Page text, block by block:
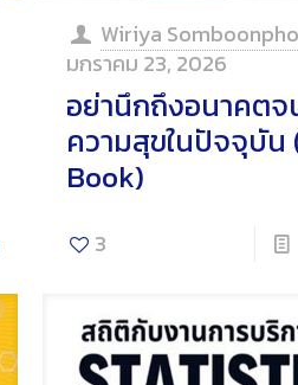
Wiriya
มกราคม 23, 2026
อย่านึกถึงอนาคต
ความสุขในปัจจุบัน
Book)
3